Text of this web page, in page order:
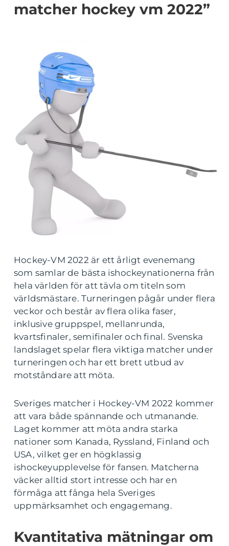
matcher hockey vm 2022”
Hockey-VM 2022 är ett årligt evenemang
som samlar de bästa ishockeynationerna från
hela världen för att tävla om titeln som
världsmästare. Turneringen pågår under flera
veckor och består av flera olika faser,
inklusive gruppspel, mellanrunda,
kvartsfinaler, semifinaler och final. Svenska
landslaget spelar flera viktiga matcher under
turneringen och har ett brett utbud av
motståndare att möta.
Sveriges matcher i Hockey-VM 2022 kommer
att vara både spännande och utmanande.
Laget kommer att möta andra starka
nationer som Kanada, Ryssland, Finland och
USA, vilket ger en högklassig
ishockeyupplevelse för fansen. Matcherna
väcker alltid stort intresse och har en
förmåga att fånga hela Sveriges
uppmärksamhet och engagemang.
Kvantitativa mätningar om